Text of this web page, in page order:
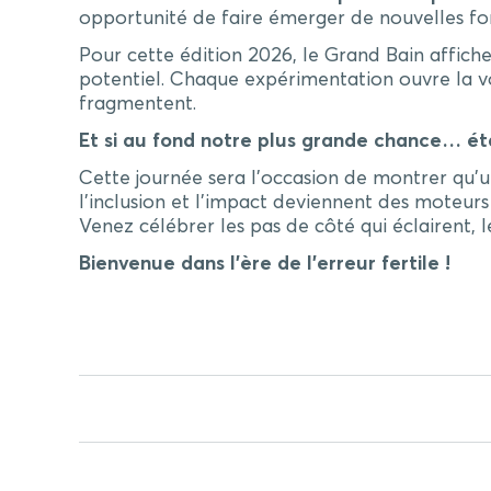
opportunité de faire émerger de nouvelles
Pour cette édition 2026, le Grand Bain
potentiel. Chaque expérimentation ouvre la
fragmentent.
Et si au fond notre plus grande chance…
Cette journée sera l’occasion de montrer
l’inclusion et l’impact deviennent des
Venez célébrer les pas de côté qui éclairent,
Bienvenue dans l’ère de l’erreur fertile !